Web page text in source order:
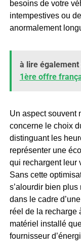
besoins de votre
intempestives ou
anormalement
à lire également
1ère offre
Un aspect souvent
concerne le choix
distinguant les
représenter une
qui rechargent leur
Sans cette
s’alourdir bien
dans le cadre
réel de la recharge
matériel installé
fournisseur